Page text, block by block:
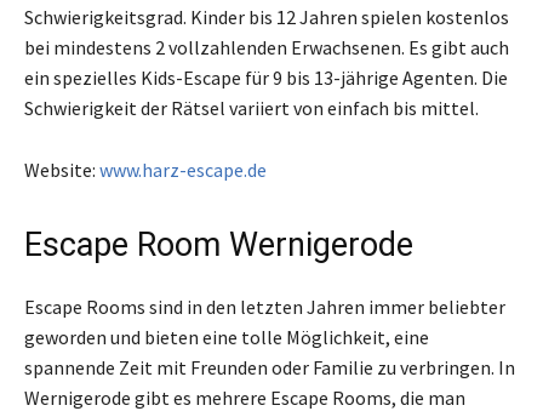
Schwierigkeitsgrad. Kinder bis 12 Jahren spielen kostenlos
bei mindestens 2 vollzahlenden Erwachsenen. Es gibt auch
ein spezielles Kids-Escape für 9 bis 13-jährige Agenten. Die
Schwierigkeit der Rätsel variiert von einfach bis mittel.
Website: www.harz-escape.de
Escape Room Wernigerode
Escape Rooms sind in den letzten Jahren immer beliebter
geworden und bieten eine tolle Möglichkeit, eine
spannende Zeit mit Freunden oder Familie zu verbringen. In
Wernigerode gibt es mehrere Escape Rooms, die man